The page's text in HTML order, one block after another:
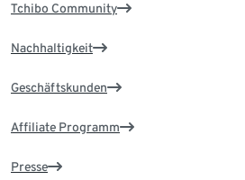
Tchibo Community
Nachhaltigkeit
Geschäftskunden
Affiliate Programm
Presse